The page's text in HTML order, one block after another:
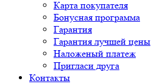
Карта покупателя
Бонусная программа
Гарантия
Гарантия лучшей цены
Наложеный платеж
Пригласи друга
Контакты